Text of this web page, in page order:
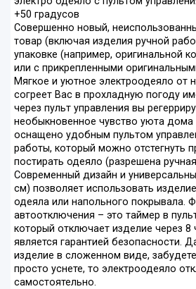
+50 градусов
Совершенно новый,
товар (включая изделия ручной
упаковке (например, оригинальной
или с прикрепленными
Мягкое и уютное электроодеяло от
согреет Вас в прохладную погоду
через пульт управления вы
необыкновенное чувство уюта дома
оснащено удобным пультом
работы, который можно отстегнуть
постирать одеяло (разрешена
Современный дизайн и
см) позволяет использовать
одеяла или напольного покрывала.
автоотключения – это таймер в
который отключает изделие через 8
является гарантией безопасности.
изделие в сложенном виде,
просто уснете, то электроодеяло
самостоятельно.